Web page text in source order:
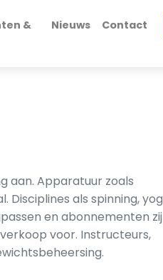
&
Nieuws Contact
aan. Apparatuur zoals
als spinning,
en abonnementen
voor. Instructeurs,